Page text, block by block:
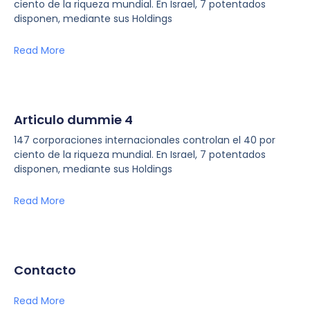
ciento de la riqueza mundial. En Israel, 7 potentados
disponen, mediante sus Holdings
Read More
Articulo dummie 4
147 corporaciones internacionales controlan el 40 por
ciento de la riqueza mundial. En Israel, 7 potentados
disponen, mediante sus Holdings
Read More
Contacto
Read More